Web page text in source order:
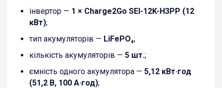
інвертор — 1 × Charge2Go SEI-12K-H3PP (12
кВт);
тип акумуляторів — LiFePO₄;
кількість акумуляторів — 5 шт.;
ємність одного акумулятора — 5,12 кВт·год
(51,2 В, 100 А·год);